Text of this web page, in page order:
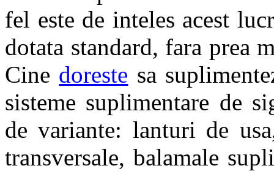
fel este de inteles acest
dotata standard, fara prea
Cine doreste sa
sisteme suplimentare de
de variante: lanturi de
transversale, balamale